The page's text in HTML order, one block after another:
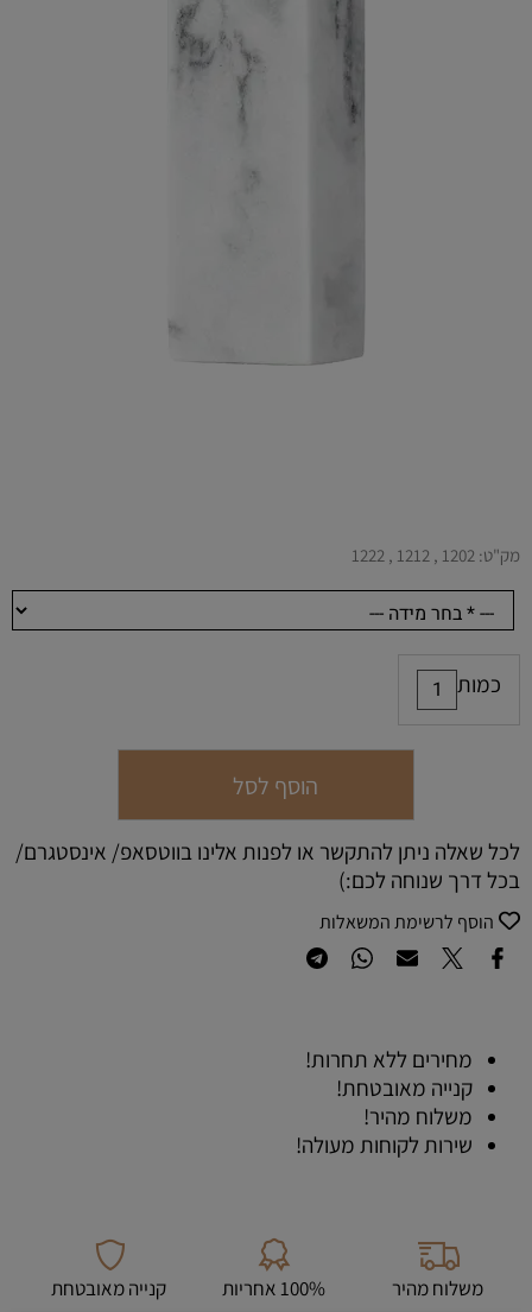
מק"ט: 1202 , 1212 , 1222
כמות
הוסף לסל
לכל שאלה ניתן להתקשר או לפנות אלינו בווטסאפ/ אינסטגרם/
בכל דרך שנוחה לכם:)
הוסף לרשימת המשאלות
מחירים ללא תחרות!
קנייה מאובטחת!
משלוח מהיר!
שירות לקוחות מעולה!
משלוח מהיר 100% אחריות קנייה מאובטחת